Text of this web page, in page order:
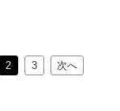
2 3 次へ